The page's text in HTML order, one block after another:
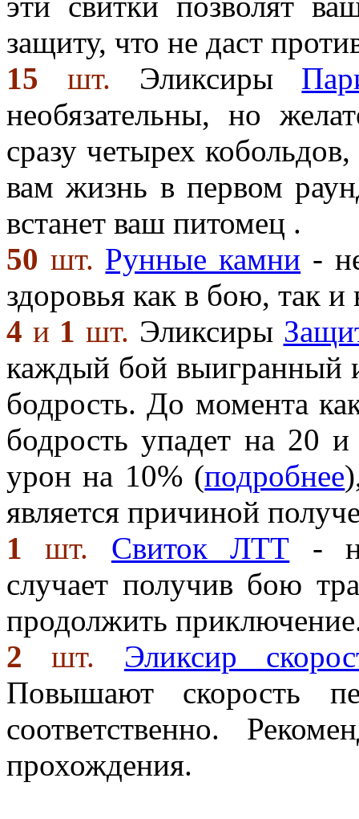
защиту, что не даст
15 шт. Эликсиры
необязательны, но
сразу четырех
вам жизнь в первом
встанет ваш питомец .
50 шт. Рунные камни -
здоровья как в бою, так и
4 и 1 шт. Эликсиры
каждый бой выигранный
бодрость. До момента
бодрость упадет на 20
урон на 10% (подробнее
является причиной
1 шт. Свиток ЛТТ -
случает получив бою
продолжить
2шт.
Эликсир
Повышают скорость
соответственно.
прохождения.